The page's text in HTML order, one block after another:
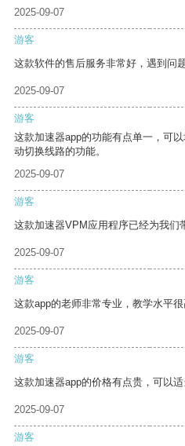
2025-09-07
游客
这款软件的售后服务非常好，遇到问
2025-09-07
游客
这款加速器app的功能有点单一，可
动切换线路的功能。
2025-09-07
游客
这款加速器VPM应用程序已经为我们
2025-09-07
游客
这款app的老师非常专业，教学水平
2025-09-07
游客
这款加速器app的价格有点贵，可以
2025-09-07
游客